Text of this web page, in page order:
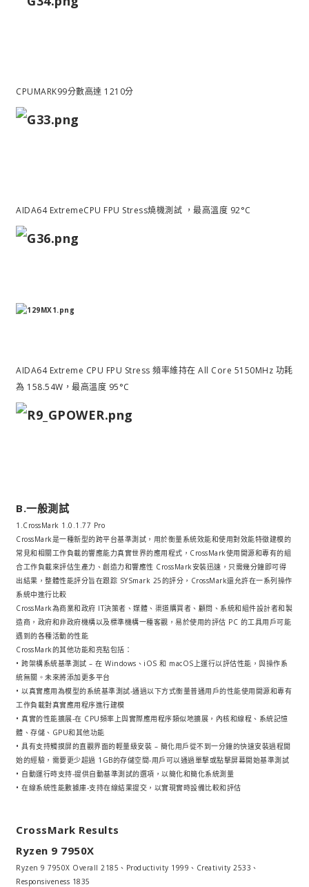
CPUMARK99分數高達 1210分
AIDA64 ExtremeCPU FPU Stress燒機測試 ，最高溫度 92°C
AIDA64 Extreme CPU FPU Stress 頻率維持在 All Core 5150MHz 功耗
為 158.54W，最高溫度 95°C
B.一般測試
1.CrossMark 1.0.1.77 Pro
CrossMark是一種新型的跨平台基準測試，用於衡量系統效能和使用對效能特徵建模的
常見和相關工作負載的響應能力真實世界的應用程式，CrossMark使用開源和專有的組
合工作負載來評估生產力、創造力和響應性 CrossMark安裝迅速，只需幾分鐘即可得
出結果，整體性能評分旨在跟踪 SYSmark 25的評分，CrossMark還允許在一系列操作
系統中進行比較
CrossMark為商業和政府 IT決策者、媒體、渠道購買者、顧問、系統和組件設計者和製
造商，政府和非政府機構以及標準機構一種客觀，易於使用的評估 PC 的工具用戶可能
遇到的各種活動的性能
CrossMark的其他功能和亮點包括：
• 跨架構系統基準測試 – 在 Windows、iOS 和 macOS上運行以評估性能，與操作系
統無關。未來將添加更多平台
• 以真實應用為模型的系統基準測試-通過以下方式衡量普通用戶的性能使用開源和專有
工作負載對真實應用程序進行建模
• 真實的性能擴展-在 CPU頻率上與實際應用程序類似地擴展，內核和線程、系統記憶
體、存儲、GPU和其他功能
• 具有支持觸摸屏的直觀界面的輕量級安裝 – 簡化用戶從不到一分鐘的快速安裝過程開
始的經驗，需要更少超過 1GB的存儲空間-用戶可以通過單擊或點擊屏幕開始基準測試
• 自動運行時支持-提供自動基準測試的選項，以簡化和簡化系統測量
• 在線系統性能數據庫-支持在線結果提交，以實現實時設備比較和評估
CrossMark Results
Ryzen 9 7950X
Ryzen 9 7950X Overall 2185、Productivity 1999、Creativity 2533、
Responsiveness 1835